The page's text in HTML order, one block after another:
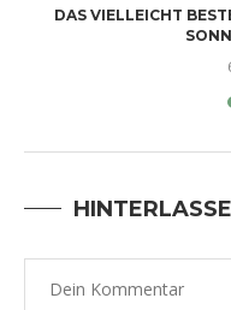
DAS VIELLEICHT